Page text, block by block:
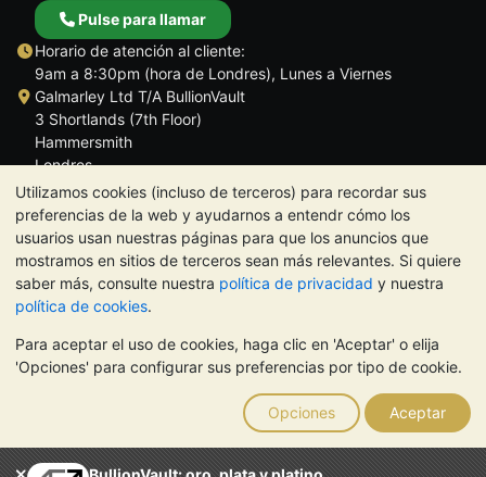
Utilizamos cookies (incluso de terceros) para recordar sus
preferencias de la web y ayudarnos a entendr cómo los
usuarios usan nuestras páginas para que los anuncios que
mostramos en sitios de terceros sean más relevantes. Si quiere
saber más, consulte nuestra política de privacidad y nuestra
política de cookies.
Para aceptar el uso de cookies, haga clic en 'Aceptar' o elija
'Opciones' para configurar sus preferencias por tipo de cookie.
Opciones Aceptar
Pulse para llamar
Horario de atención al cliente:
9am a 8:30pm (hora de Londres), Lunes a Viernes
Galmarley Ltd T/A BullionVault
3 Shortlands (7th Floor)
Hammersmith
Londres
W6 8DA
Reino Unido
NOTA: El valor de los metales preciosos puede tanto bajar como
subir. Las tendencias históricas no garantizan la evolución
futura de los precios. Nada de lo contenido en los sitios web de
BullionVault ni en ninguna de sus comunicaciones constituye
asesoramiento en materia de inversión. Debería buscar
asesoramiento profesional para determinar si poseer metales